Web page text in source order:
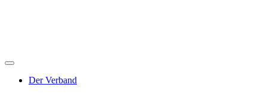
Der Verband